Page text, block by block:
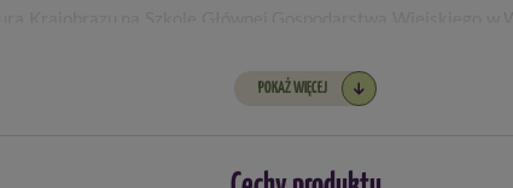
POKAŻ WIĘCEJ